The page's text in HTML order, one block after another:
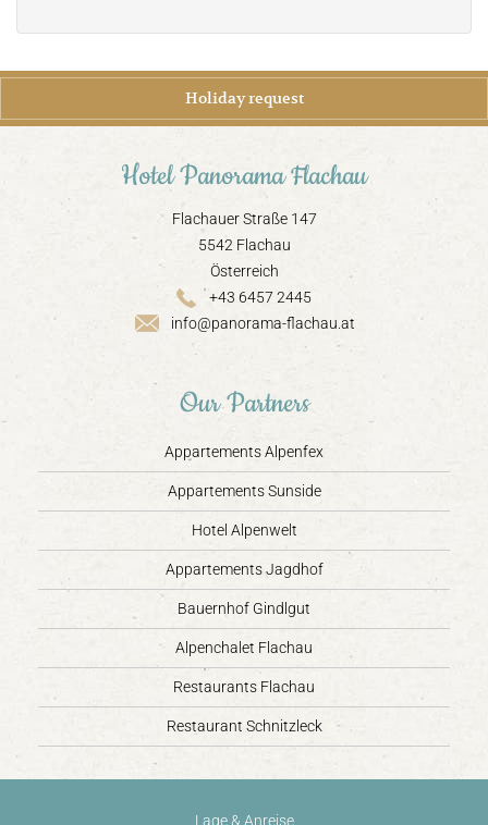
Holiday request
Hotel Panorama Flachau
Flachauer Straße 147
5542 Flachau
Österreich
+43 6457 2445
info@panorama-flachau.at
Our Partners
Appartements Alpenfex
Appartements Sunside
Hotel Alpenwelt
Appartements Jagdhof
Bauernhof Gindlgut
Alpenchalet Flachau
Restaurants Flachau
Restaurant Schnitzleck
Lage & Anreise